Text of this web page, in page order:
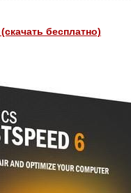
бесплатно)